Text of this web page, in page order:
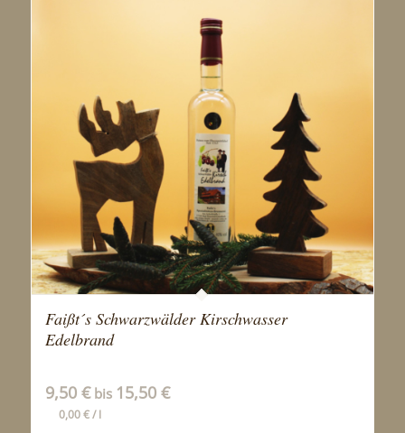
Faißt´s Schwarzwälder Kirschwasser
Edelbrand
9,50 €bis 15,50 €
0,00€/l